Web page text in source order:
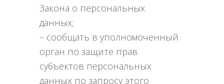
Закона о персональных
данных;
– сообщать в уполномоченный
орган по защите прав
субъектов персональных
данных по запросу этого